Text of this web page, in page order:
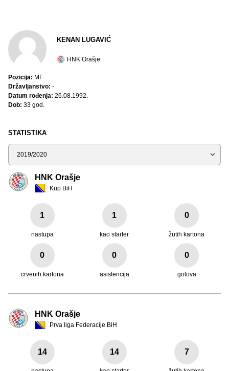
STATISTIKA
Sezona
HNK Orašje
Kup BiH
1
nastupa
1
kao starter
0
žutih kartona
0
crvenih kartona
0
asistencija
0
golova
HNK Orašje
Prva liga Federacije BiH
14 14 7
KENAN LUGAVIĆ
HNK Orašje
Pozicija: MF
Državljanstvo: -
Datum rođenja: 26.08.1992.
Dob: 33 god.